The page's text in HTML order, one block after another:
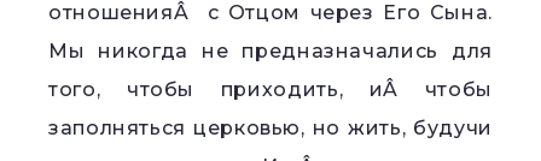
отношенияÂ с Отцом через Его Сына.
Мы никогда не предназначались для
того, чтобы приходить, иÂ чтобы
заполняться церковью, но жить, будучи